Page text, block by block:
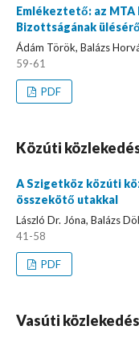
Emlékeztető: az
Bizottságának
Ádám Török, Balázs
59-61
PDF
Közúti
A Szigetköz közúti
összekötő utakkal
László Dr. Jóna, Balázs
41-58
PDF
Vasúti közlekedés